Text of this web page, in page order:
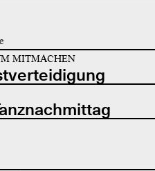
MITMACHEN